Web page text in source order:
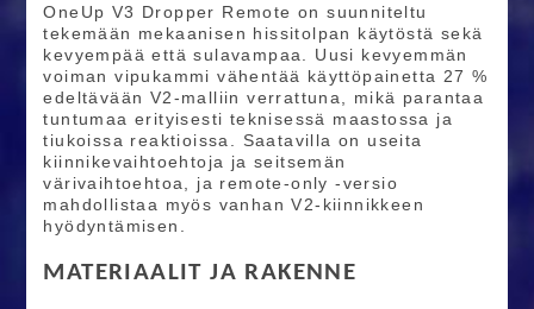
OneUp V3 Dropper Remote on suunniteltu
tekemään mekaanisen hissitolpan käytöstä sekä
kevyempää että sulavampaa. Uusi kevyemmän
voiman vipukammi vähentää käyttöpainetta 27 %
edeltävään V2-malliin verrattuna, mikä parantaa
tuntumaa erityisesti teknisessä maastossa ja
tiukoissa reaktioissa. Saatavilla on useita
kiinnikevaihtoehtoja ja seitsemän
värivaihtoehtoa, ja remote-only -versio
mahdollistaa myös vanhan V2-kiinnikkeen
hyödyntämisen.
MATERIAALIT JA RAKENNE